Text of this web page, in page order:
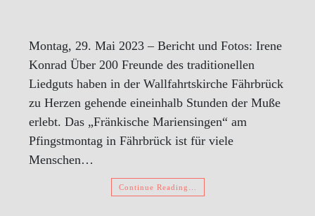
Montag, 29. Mai 2023 – Bericht und Fotos: Irene
Konrad Über 200 Freunde des traditionellen
Liedguts haben in der Wallfahrtskirche Fährbrück
zu Herzen gehende eineinhalb Stunden der Muße
erlebt. Das „Fränkische Mariensingen“ am
Pfingstmontag in Fährbrück ist für viele
Menschen…
Continue Reading…